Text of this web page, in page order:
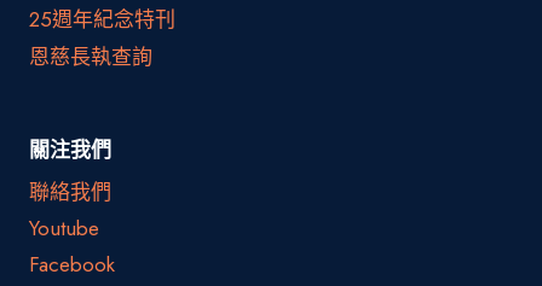
25週年紀念特刊
恩慈長執查詢
關注我們
聯絡我們
Youtube
Facebook